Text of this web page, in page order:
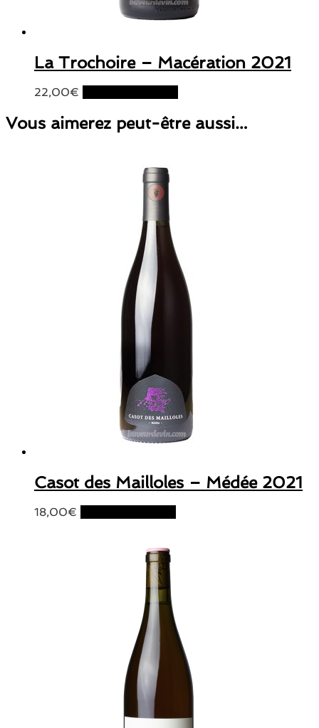
La Trochoire – Macération 2021
22,00€
Vous aimerez peut-être aussi…
Casot des Mailloles – Médée 2021
18,00€